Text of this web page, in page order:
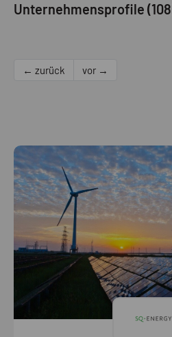
Unternehmensprofile
← zurück vor →